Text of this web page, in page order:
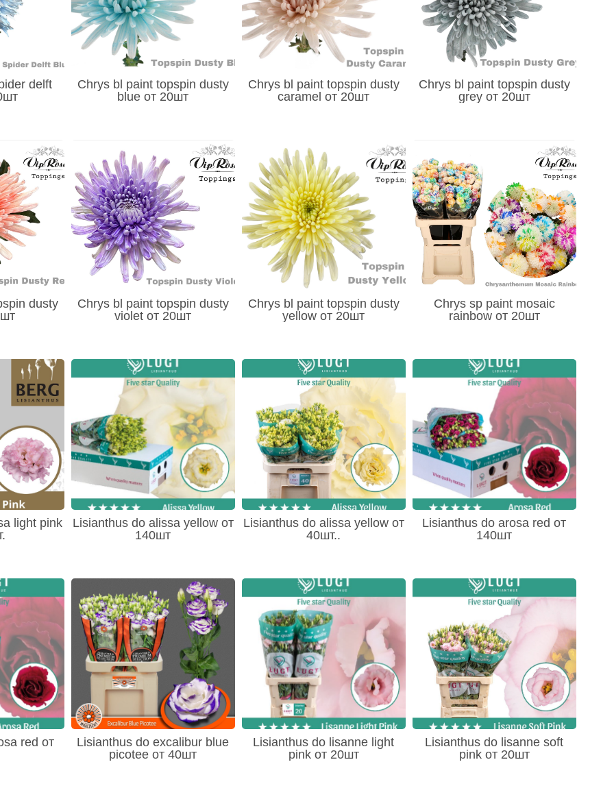
delft
Chrys bl paint topspin dusty
blue от 20шт
Chrys bl paint topspin dusty
caramel от 20шт
Chrys bl paint topspin dusty
grey от 20шт
dusty
Chrys bl paint topspin dusty
violet от 20шт
Chrys bl paint topspin dusty
yellow от 20шт
Chrys sp paint mosaic
rainbow от 20шт
light pink
Lisianthus do alissa yellow от
140шт
Lisianthus do alissa yellow от
40шт..
Lisianthus do arosa red от
140шт
red от
Lisianthus do excalibur blue
picotee от 40шт
Lisianthus do lisanne light
pink от 20шт
Lisianthus do lisanne soft
pink от 20шт